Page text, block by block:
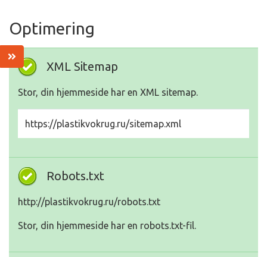
Optimering
XML Sitemap
Stor, din hjemmeside har en XML sitemap.
https://plastikvokrug.ru/sitemap.xml
Robots.txt
http://plastikvokrug.ru/robots.txt
Stor, din hjemmeside har en robots.txt-fil.